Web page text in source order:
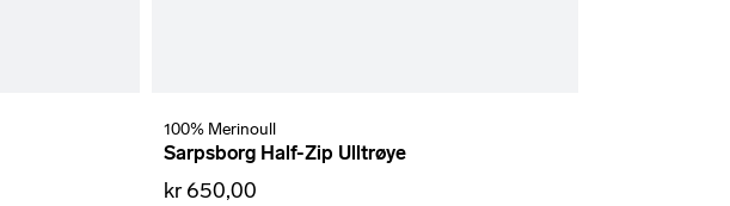
100% Merinoull
Sarpsborg Half-Zip Ulltrøye
kr 650,00